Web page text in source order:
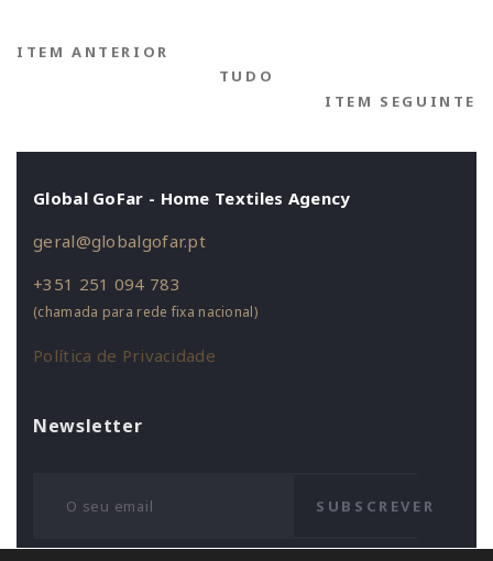
ITEM ANTERIOR
TUDO
ITEM SEGUINTE
Global GoFar - Home Textiles Agency
geral@globalgofar.pt
+351 251 094 783
(chamada para rede fixa nacional)
Política de Privacidade
Newsletter
SUBSCREVER